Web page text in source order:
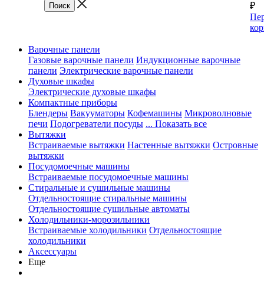
₽
Варочные панели
Газовые варочные панели Индукционные варочные
панели Электрические варочные панели
Духовые шкафы
Электрические духовые шкафы
Компактные приборы
Блендеры Вакууматоры Кофемашины Микроволновые
печи Подогреватели посуды ... Показать все
Вытяжки
Встраиваемые вытяжки Настенные вытяжки Островные
вытяжки
Посудомоечные машины
Встраиваемые посудомоечные машины
Стиральные и сушильные машины
Отдельностоящие стиральные машины
Отдельностоящие сушильные автоматы
Холодильники-морозильники
Встраиваемые холодильники Отдельностоящие
холодильники
Аксессуары
Еще